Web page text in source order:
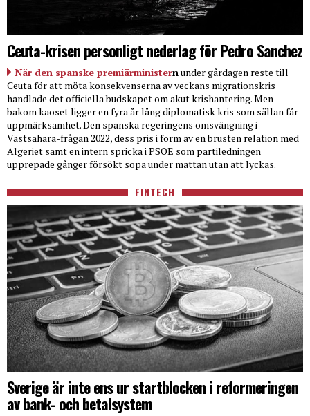
Ceuta-krisen personligt nederlag för Pedro Sanchez
När den spanske premiärministernunder gårdagen reste till
Ceuta för att möta konsekvenserna av veckans migrationskris
handlade det officiella budskapet om akut krishantering. Men
bakom kaoset ligger en fyra år lång diplomatisk kris som sällan får
uppmärksamhet. Den spanska regeringens omsvängning i
Västsahara-frågan 2022, dess pris i form av en brusten relation med
Algeriet samt en intern spricka i PSOE som partiledningen
upprepade gånger försökt sopa under mattan utan att lyckas.
FINTECH
Sverige är inte ens ur startblocken i reformeringen
av bank- och betalsystem